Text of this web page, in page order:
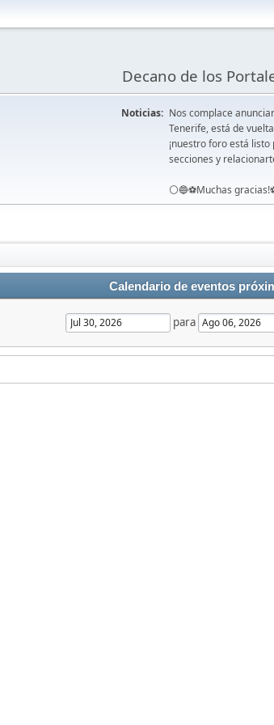
Decano de los
Noticias: Nos complace
Tenerife, está de
¡nuestro foro está
secciones y
⚪️🔵⚽️Muchas
Calendario de eventos
para